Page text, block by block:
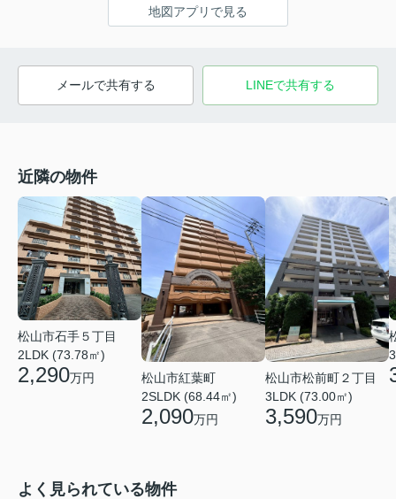
地図アプリで見る
メールで共有する LINEで共有する
近隣の物件
松山市石手５丁目
2LDK (73.78㎡)
2,290万円
松山市紅葉町
2SLDK (68.44㎡)
2,090万円
松山市松前町２丁目
3LDK (73.00㎡)
3,590万円
よく見られている物件